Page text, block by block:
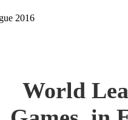
2016
World